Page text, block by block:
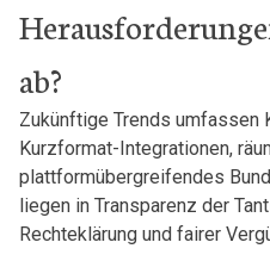
ab?
Zukünftige Trends umfassen
Kurzformat-Integrationen,
plattformübergreifendes
liegen in ​Transparenz der⁣
Rechteklärung ⁤und‍ fairer‍